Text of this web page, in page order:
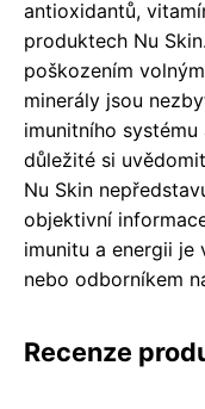
antioxidantů,
produktech Nu
poškozením
minerály jsou
imunitního
důležité si
Nu Skin
objektivní
imunitu a energii je
nebo odborníkem
Recenze